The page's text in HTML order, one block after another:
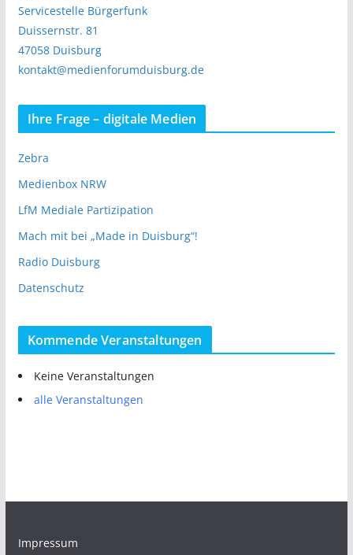
Servicestelle Bürgerfunk
Duissernstr. 81
47058 Duisburg
kontakt@medienforumduisburg.de
Ihre Frage – digitale Medien
Zebra
Medienbox NRW
LfM Mediale Partizipation
Mach mit bei „Made in Duisburg“!
Radio Duisburg
Datenschutz
Kommende Veranstaltungen
Keine Veranstaltungen
alle Veranstaltungen
Impressum